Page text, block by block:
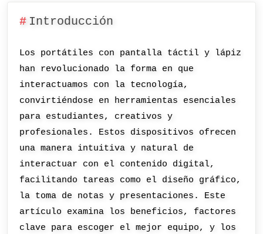
Introducción
Los portátiles con pantalla táctil y lápiz
han revolucionado la forma en que
interactuamos con la tecnología,
convirtiéndose en herramientas esenciales
para estudiantes, creativos y
profesionales. Estos dispositivos ofrecen
una manera intuitiva y natural de
interactuar con el contenido digital,
facilitando tareas como el diseño gráfico,
la toma de notas y presentaciones. Este
artículo examina los beneficios, factores
clave para escoger el mejor equipo, y los